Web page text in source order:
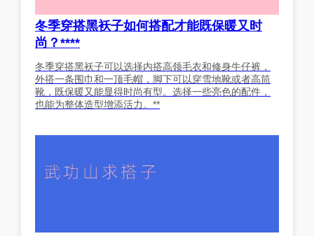
冬季穿搭黑袄子如何搭配才能既保暖又时
尚？****
冬季穿搭黑袄子可以选择内搭高领毛衣和修身牛仔裤，
外搭一条围巾和一顶毛帽，脚下可以穿雪地靴或者高筒
靴，既保暖又能显得时尚有型。选择一些亮色的配件，
也能为整体造型增添活力。**